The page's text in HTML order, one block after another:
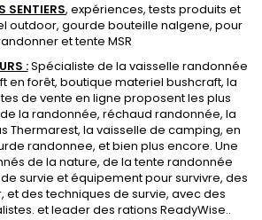
SENTIERS, expériences, tests produits et
outdoor, gourde bouteille nalgene, pour
ettente MSR
:Spécialiste de la vaisselle randonnée
en forêt, boutique materiel bushcraft, la
de vente en ligne proposent les plus
la randonnée, réchaud randonnée, la
Thermarest, la vaisselle de camping, en
randonnee, et bien plus encore. Une
de la nature, de latente randonnée
survie et équipement pour survivre, des
et des techniques de survie, avec des
. et leader des rations ReadyWise..